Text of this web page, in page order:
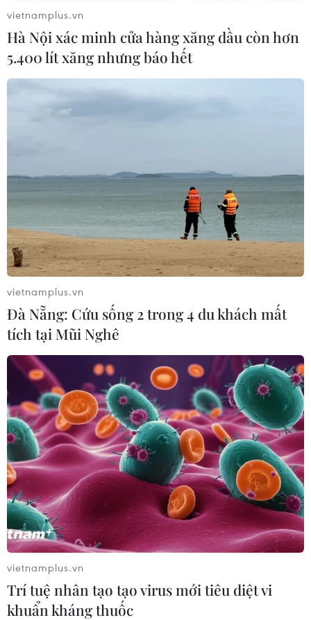
vietnamplus.vn
Hà Nội xác minh cửa hàng xăng dầu còn hơn
5.400 lít xăng nhưng báo hết
vietnamplus.vn
Đà Nẵng: Cứu sống 2 trong 4 du khách mất
tích tại Mũi Nghê
vietnamplus.vn
Trí tuệ nhân tạo tạo virus mới tiêu diệt vi
khuẩn kháng thuốc